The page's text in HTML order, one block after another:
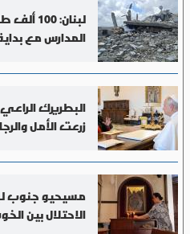
لبنان:
المدارس مع
البطريرك الراعي
زرعت الأمل
مسيحيو جنوب
الاحتلال بين